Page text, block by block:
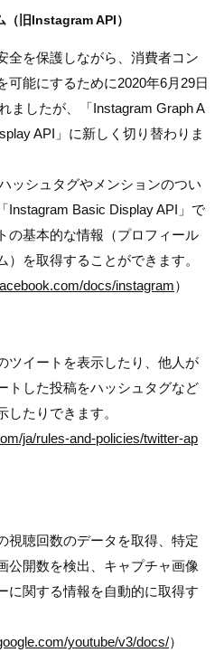
旧Instagram API）
全を保護しながら、消費者コン
可能にするために2020年6月29日
ましたが、「Instagram Graph A
API」に新しく切り替わりま
ッシュタグやメンションのつい
Instagram Basic Display API」で
の基本的な情報（プロフィール
を取得することができます。
docs/instagram）
ツイートを表示したり、他人が
トした投稿をハッシュタグなど
たりできます。
ja/rules-and-policies/twitter-ap
視聴回数のデータを取得、特定
公開数を検出、キャプチャ画像
に関する情報を自動的に取得す
youtube/v3/docs/）